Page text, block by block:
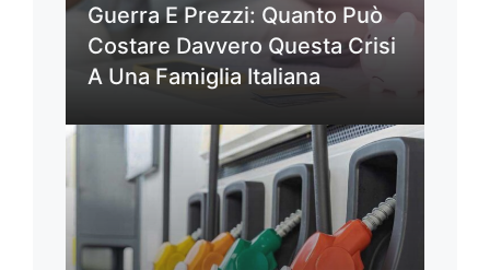
Guerra E Prezzi: Quanto Può
Costare Davvero Questa Crisi
A Una Famiglia Italiana